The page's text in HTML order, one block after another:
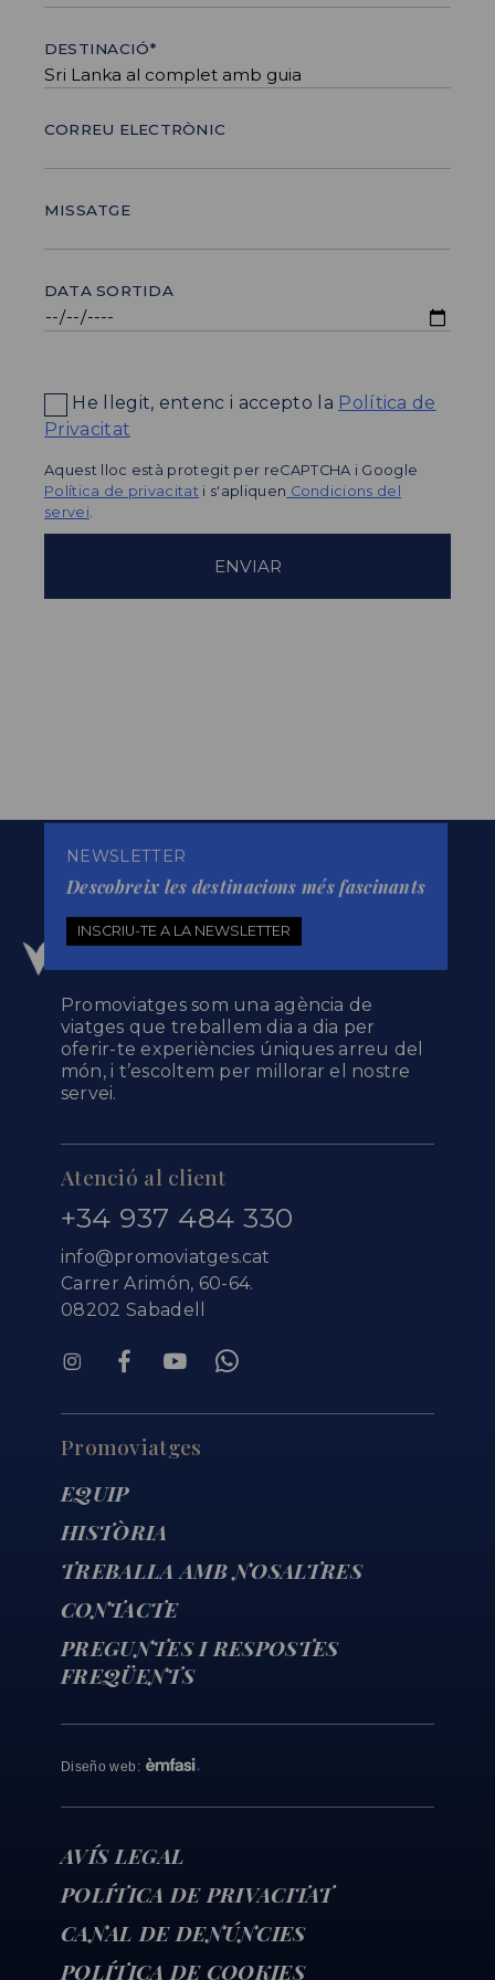
DESTINACIÓ*
CORREU ELECTRÒNIC
MISSATGE
DATA SORTIDA
He llegit, entenc i accepto la Política de
Privacitat
Aquest lloc està protegit per reCAPTCHA i Google
Política de privacitat i s'apliquen Condicions del
servei.
NEWSLETTER
Descobreix les destinacions més fascinants
INSCRIU-TE A LA NEWSLETTER
Promoviatges som una agència de
viatges que treballem dia a dia per
oferir-te experiències úniques arreu del
món, i t’escoltem per millorar el nostre
servei.
Atenció al client
+34 937 484 330
info@promoviatges.cat
Carrer Arimón, 60-64.
08202 Sabadell
Promoviatges
EQUIP
HISTÒRIA
TREBALLA AMB NOSALTRES
CONTACTE
PREGUNTES I RESPOSTES
FREQÜENTS
AVÍS LEGAL
POLÍTICA DE PRIVACITAT
CANAL DE DENÚNCIES
POLÍTICA DE COOKIES
Diseño web :